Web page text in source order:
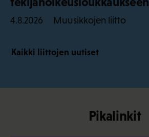
4.8.2026 Muusikkojen liitto
Kaikki liittojen uutiset
Pikalinkit